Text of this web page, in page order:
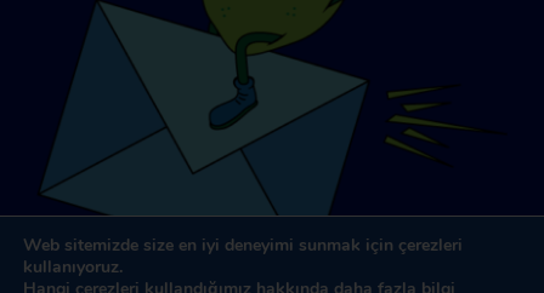
Web sitemizde size en iyi deneyimi sunmak için çerezleri
kullanıyoruz.